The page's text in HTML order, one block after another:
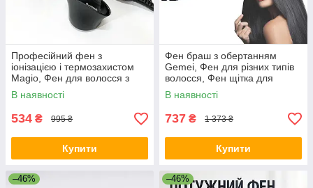
Професійний фен з
іонізацією і термозахистом
Magio, Фен для волосся з
холодним режимом XC-70
В наявності
534 ₴ 995 ₴
Купити
Фен браш з обертанням
Gemei, Фен для різних типів
волосся, Фен щітка для
об'єму Потужний гребінця
WK-34
В наявності
737 ₴ 1 373 ₴
Купити
–46% –46%